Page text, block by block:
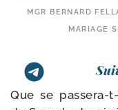
MGR BERNARD
MARIAGE
Que se passera-​